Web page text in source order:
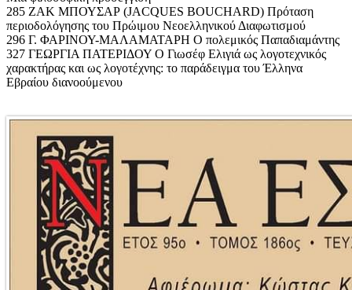
285 ΖΑΚ ΜΠΟΥΣΑΡ (JACQUES BOUCHARD) Πρόταση
περιοδολόγησης του Πρώιμου Νεοελληνικού Διαφωτισμού
296 Γ. ΦΑΡΙΝΟΥ-ΜΑΛΑΜΑΤΑΡΗ Ο πολεμικός Παπαδιαμάντης
327 ΓΕΩΡΓΙΑ ΠΑΤΕΡΙΔΟΥ Ο Γιωσέφ Ελιγιά ως λογοτεχνικός
χαρακτήρας και ως λογοτέχνης: το παράδειγμα του Έλληνα
Εβραίου διανοούμενου